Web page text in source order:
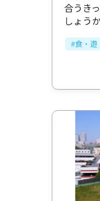
合うき
しょうか
#食・遊